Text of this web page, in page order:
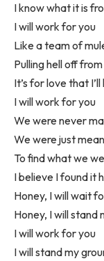
I know what it is
I will work for you
Like a team of
Pulling hell off
It’s for love that
I will work for you
We were never
We were just
To find what we
I believe I found it
Honey, I will wait
Honey, I will stand
I will work for you
I will stand my